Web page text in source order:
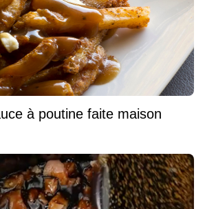
à poutine faite maison